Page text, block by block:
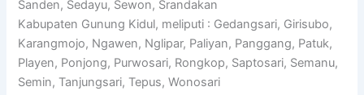
Sanden, Sedayu, Sewon, Srandakan
Kabupaten Gunung Kidul, meliputi : Gedangsari, Girisubo,
Karangmojo, Ngawen, Nglipar, Paliyan, Panggang, Patuk,
Playen, Ponjong, Purwosari, Rongkop, Saptosari, Semanu,
Semin, Tanjungsari, Tepus, Wonosari